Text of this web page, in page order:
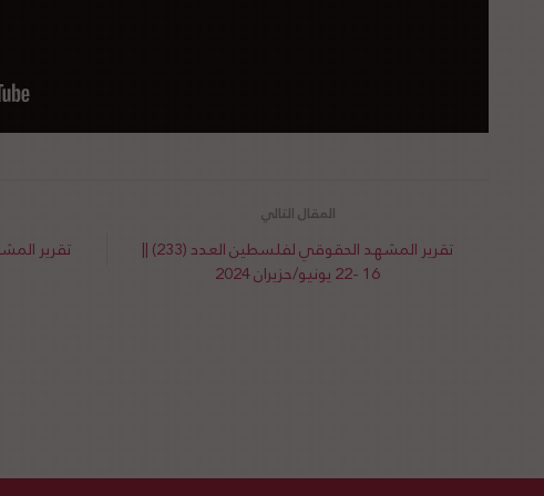
تقرير المشهد الحقوقي لفلسطين العدد (233) ||
16 -22 يونيو/حزيران 2024